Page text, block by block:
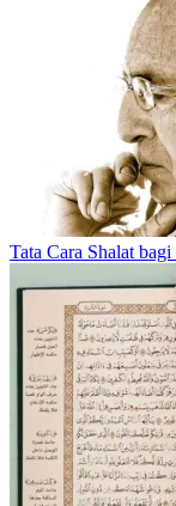
Tata Cara Shalat